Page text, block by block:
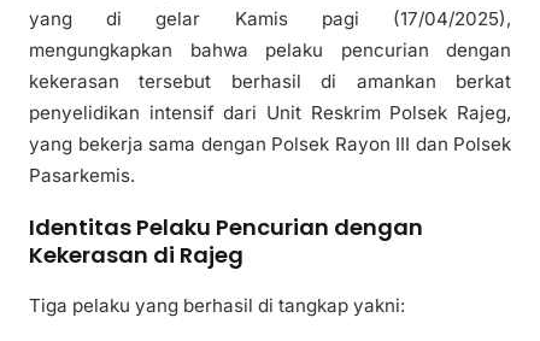
yang di gelar Kamis pagi (17/04/2025),
mengungkapkan bahwa pelaku pencurian dengan
kekerasan tersebut berhasil di amankan berkat
penyelidikan intensif dari Unit Reskrim Polsek Rajeg,
yang bekerja sama dengan Polsek Rayon III dan Polsek
Pasarkemis.
Identitas Pelaku Pencurian dengan
Kekerasan di Rajeg
Tiga pelaku yang berhasil di tangkap yakni: